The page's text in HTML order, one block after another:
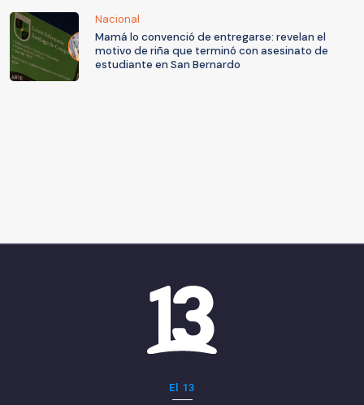
Nacional
Mamá lo convenció de entregarse: revelan el
motivo de riña que terminó con asesinato de
estudiante en San Bernardo
El 13